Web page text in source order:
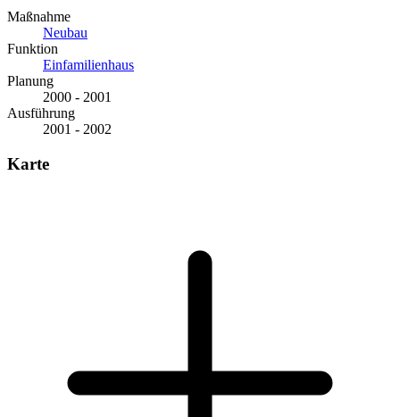
Maßnahme
Neubau
Funktion
Einfamilienhaus
Planung
2000 - 2001
Ausführung
2001 - 2002
Karte